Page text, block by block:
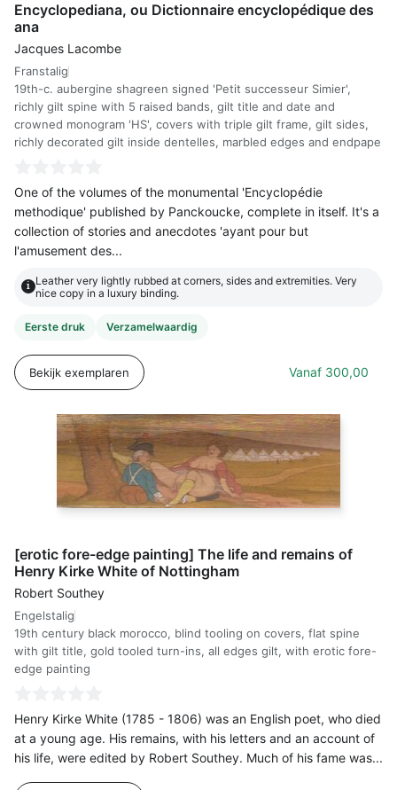
Encyclopediana, ou Dictionnaire encyclopédique des
ana
Jacques Lacombe
Franstalig
19th-c. aubergine shagreen signed 'Petit successeur Simier',
richly gilt spine with 5 raised bands, gilt title and date and
crowned monogram 'HS', covers with triple gilt frame, gilt sides,
richly decorated gilt inside dentelles, marbled edges and endpape
One of the volumes of the monumental 'Encyclopédie
methodique' published by Panckoucke, complete in itself. It's a
collection of stories and anecdotes 'ayant pour but
l'amusement des...
i Leather very lightly rubbed at corners, sides and extremities. Very
nice copy in a luxury binding.
Eerste druk Verzamelwaardig
Vanaf 300,00
Bekijk exemplaren
[erotic fore-edge painting] The life and remains of
Henry Kirke White of Nottingham
Robert Southey
Engelstalig
19th century black morocco, blind tooling on covers, flat spine
with gilt title, gold tooled turn-ins, all edges gilt, with erotic fore-
edge painting
Henry Kirke White (1785 - 1806) was an English poet, who died
at a young age. His remains, with his letters and an account of
his life, were edited by Robert Southey. Much of his fame was...